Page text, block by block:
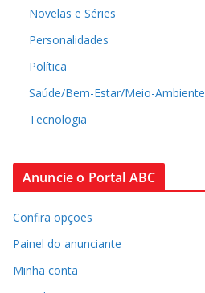
Novelas e Séries
Personalidades
Política
Saúde/Bem-Estar/Meio-Ambiente
Tecnologia
Anuncie o Portal ABC
Confira opções
Painel do anunciante
Minha conta